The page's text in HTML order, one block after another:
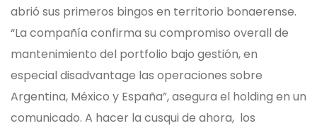
abrió sus primeros bingos en territorio bonaerense.
“La compañía confirma su compromiso overall de
mantenimiento del portfolio bajo gestión, en
especial disadvantage las operaciones sobre
Argentina, México y España”, asegura el holding en un
comunicado. A hacer la cusqui de ahora, los